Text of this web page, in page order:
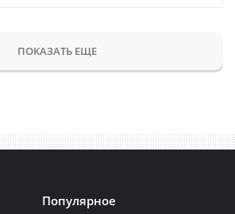
ПОКАЗАТЬ ЕЩЕ
Популярное